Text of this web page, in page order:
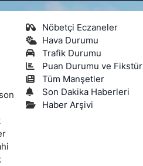
Nöbetçi Eczaneler
Hava Durumu
Trafik Durumu
Puan Durumu ve Fikstür
Tüm Manşetler
Son Dakika Haberleri
Haber Arşivi